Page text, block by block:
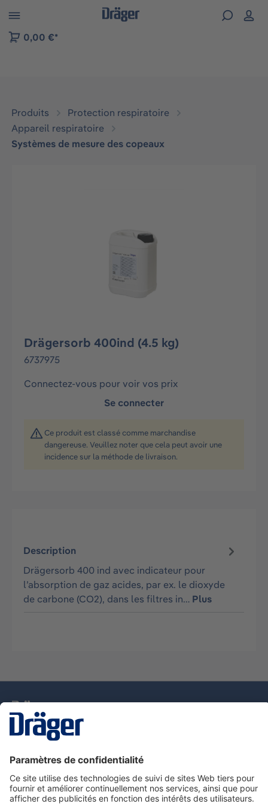
to B2B platform navigation
0,00 €*
Produits
Protection respiratoire
Appareil respiratoire
Systèmes de mesure des copeaux
Drägersorb 400ind (4.5 kg)
6737975
Connectez-vous pour voir vos prix
Se connecter
Ce produit est classé comme marchandise
dangereuse. Veuillez noter que cela peut avoir une
incidence sur la méthode de livraison.
Description
Drägersorb 400 ind avec indicateur pour
l’absorption de gaz acides, par ex. le dioxyde
de carbone (CO2), dans les filtres in… Plus
Nous contacter
Service de e-commande Dräger